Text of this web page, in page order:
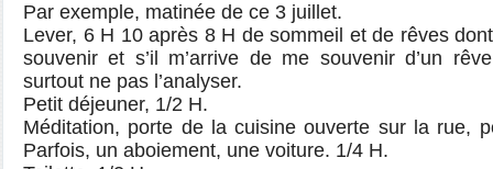
Par exemple, matinée de ce 3 juillet.
Lever, 6 H 10 après 8 H de sommeil et de rêves
souvenir et s’il m’arrive de me souvenir d’un
surtout ne pas l’analyser.
Petit déjeuner, 1/2 H.
Méditation, porte de la cuisine ouverte sur la rue,
Parfois, un aboiement, une voiture. 1/4 H.